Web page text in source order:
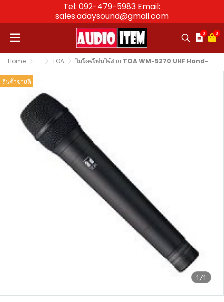
Tel: 092-479-5983 Email:
sales.adaysound@gmail.com
0 0
Home ... TOA ไมโครโฟนไร้สาย TOA WM-5270 UHF Hand-held Wireless Microphone (Dynamic)
1/1
สินค้าขายดี